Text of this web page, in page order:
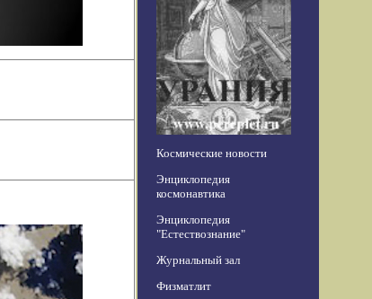
Космические новости
Энциклопедия
космонавтика
Энциклопедия
"Естествознание"
Журнальный зал
Физматлит